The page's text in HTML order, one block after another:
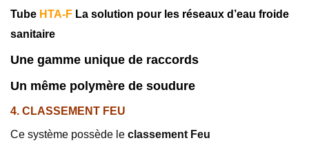
Tube HTA-F La solution pour les réseaux d’eau froide
sanitaire
Une gamme unique de raccords
Un même polymère de soudure
4. CLASSEMENT FEU
Ce système possède le classement Feu